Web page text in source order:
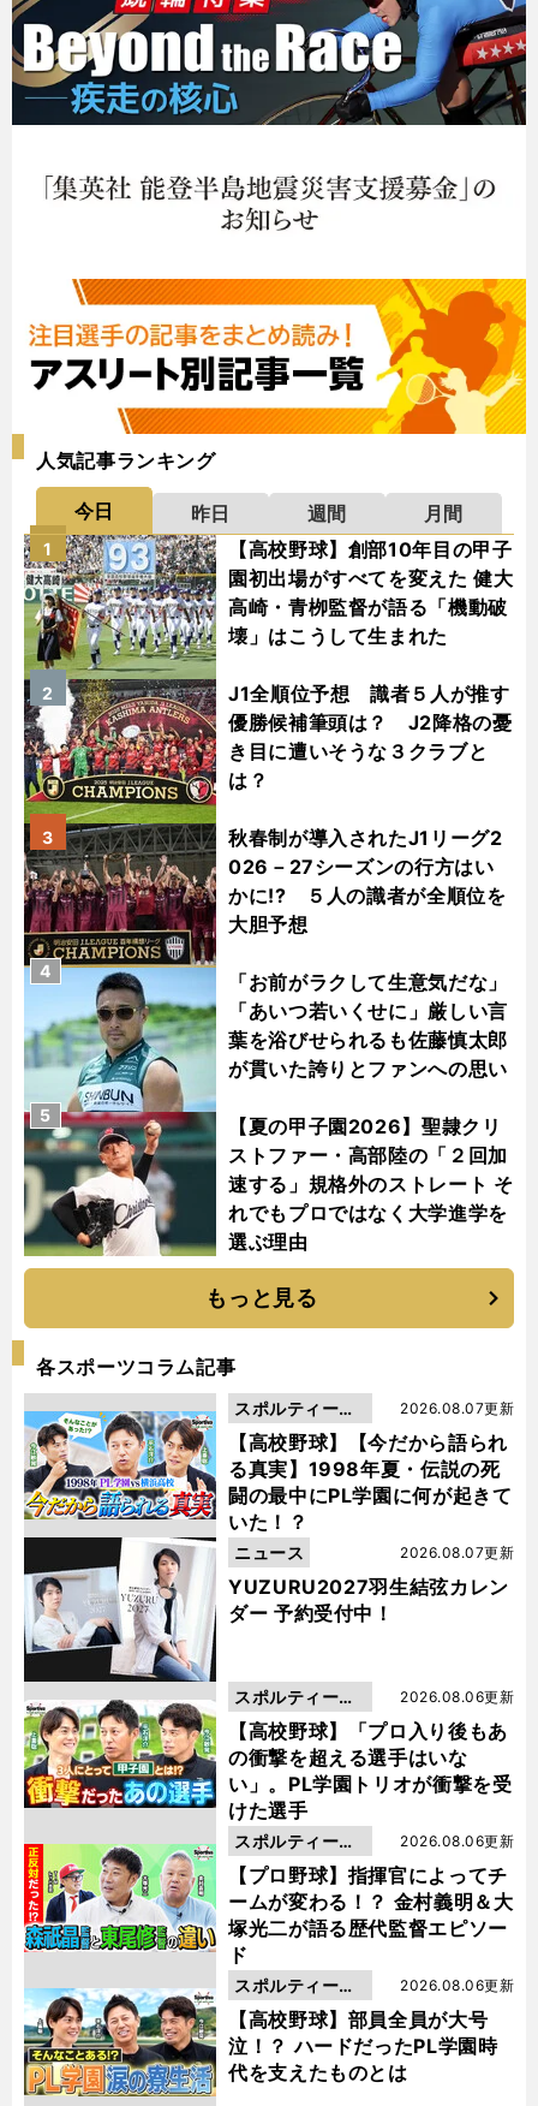
人気記事ランキング
今日 昨日 週間
月間
【高校野球】創部10年目の甲子
園初出場がすべてを変えた 健大
高崎・青栁監督が語る「機動破
壊」はこうして生まれた
1
J1全順位予想 識者５人が推す
優勝候補筆頭は？ J2降格の憂
き目に遭いそうな３クラブと
は？
2
秋春制が導入されたJ1リーグ2
026－27シーズンの行方はい
かに!? ５人の識者が全順位を
大胆予想
3
「お前がラクして生意気だな」
「あいつ若いくせに」厳しい言
葉を浴びせられるも佐藤慎太郎
が貫いた誇りとファンへの思い
4
【夏の甲子園2026】聖隷クリ
ストファー・高部陸の「２回加
速する」規格外のストレート そ
れでもプロではなく大学進学を
選ぶ理由
5
もっと見る
各スポーツコラム記事
【高校野球】【今だから語られ
る真実】1998年夏・伝説の死
闘の最中にPL学園に何が起きて
いた！？
2026.08.07更新
スポルティーバ
動画
YUZURU2027羽生結弦カレン
ダー 予約受付中！
2026.08.07更新
ニュース
【高校野球】「プロ入り後もあ
の衝撃を超える選手はいな
い」。PL学園トリオが衝撃を受
けた選手
2026.08.06更新
スポルティーバ
動画
【プロ野球】指揮官によってチ
ームが変わる！？ 金村義明＆大
塚光二が語る歴代監督エピソー
ド
2026.08.06更新
スポルティーバ
動画
【高校野球】部員全員が大号
泣！？ ハードだったPL学園時
代を支えたものとは
2026.08.06更新
スポルティーバ
動画